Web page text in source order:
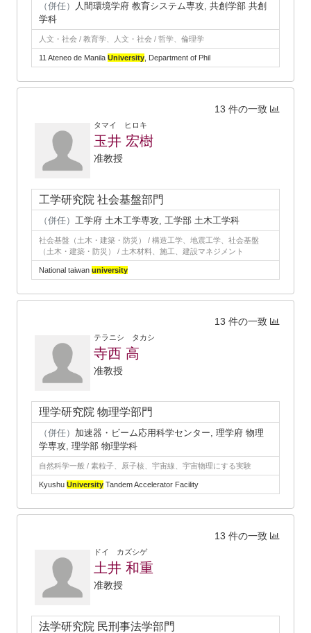
（併任）
人間環境学府 教育システム専攻, 共創学部 共創
学科
人文・社会 / 教育学、人文・社会 / 哲学、倫理学
11 Ateneo de Manila University , Department of Phil
13 件の一致
タマイ ヒロキ
玉井 宏樹
准教授
工学研究院 社会基盤部門
（併任） 工学府 土木工学専攻, 工学部 土木工学科
社会基盤（土木・建築・防災） / 構造工学、地震工学、社会基盤
（土木・建築・防災） / 土木材料、施工、建設マネジメント
National taiwan university
13 件の一致
テラニシ タカシ
寺西 高
准教授
理学研究院 物理学部門
（併任） 加速器・ビーム応用科学センター, 理学府 物理
学専攻, 理学部 物理学科
自然科学一般 / 素粒子、原子核、宇宙線、宇宙物理にする実験
Kyushu University Tandem Accelerator Facility
13 件の一致
ドイ カズシゲ
土井 和重
准教授
法学研究院 民刑事法学部門